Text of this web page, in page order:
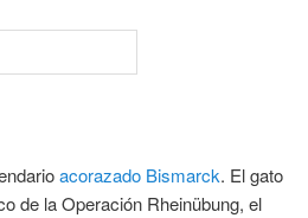
acorazado Bismarck. El gato
de la Operación Rheinübung, el